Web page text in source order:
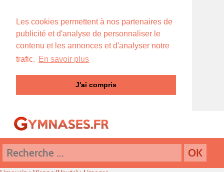
Les cookies permettent à nos partenaires de
publicité et d'analyse de personnaliser le
contenu et les annonces et d'analyser notre
trafic. En savoir plus
J'ai compris